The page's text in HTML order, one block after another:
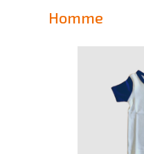
Homme